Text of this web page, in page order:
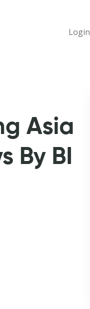
Login
Asia
By BI